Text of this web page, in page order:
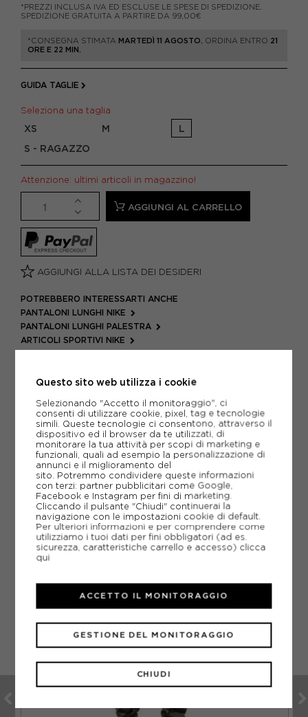
*PREZZI INCLUSA IVA ED ESCLUSE LE SPESE DI SPEDIZIONE.
SPEDIZIONE GRATUITA A PARTIRE DA 99,00€
*CONSEGNA STIMATA MARTEDÌ 11 AGOSTO. ORDINA ENTRO 21
ORE E 22 MIN.
GUIDA TAGLIE
Seleziona una taglia
XS M
L
S - RAGAZZO
Attenzione: ultimi articoli in magazzino!
AGGIUNGI AL CARRELLO
AGGIUNGI ALLA LISTA DEI DESIDERI
POTREBBERO INTERESSARTI ANCHE
PANTALONI LUNGHI NIKE
PANTALONI LUNGHI PALESTRA
ARTICOLI SPORTIVI NIKE
PIÙ INFORMAZIONI
SCHEDA TECNICA
GUIDA ALLE TAGLIE
CONSIGLIATI DA NOI
Questo sito web utilizza i cookie
Selezionando "Accetto il monitoraggio", ci
consenti di utilizzare cookie, pixel, tag e tecnologie
simili. Queste tecnologie ci consentono, attraverso il
dispositivo ed il browser da te utilizzati, di
monitorare la tua attività per scopi di marketing e
funzionali, quali ad esempio la personalizzazione di
annunci e il miglioramento del
sito. Potremmo condividere queste informazioni
con terzi: partner pubblicitari come Google,
Facebook e Instagram per fini di marketing.
Cliccando il pulsante "Chiudi" continuerai la
navigazione con le impostazioni cookie di default.
Per ulteriori informazioni e per comprendere come
utilizziamo i tuoi dati per fini obbligatori (ad es.
sicurezza, caratteristiche carrello e accesso) clicca
qui
CHIUDI
GESTIONE DEL MONITORAGGIO
ACCETTO IL MONITORAGGIO